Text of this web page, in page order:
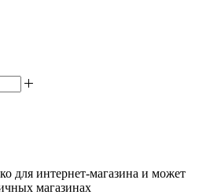
для интернет-магазина и может
магазинах